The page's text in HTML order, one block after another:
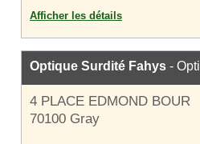
Afficher les détails
Optique Surdité Fahys -
4 PLACE EDMOND BOUR
70100 Gray